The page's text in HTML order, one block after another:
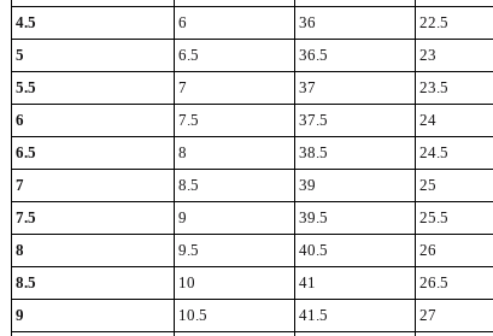
4.5
6 36
22.5
5
6.5 36.5
23
5.5
7 37
23.5
6
7.5 37.5
24
6.5
8 38.5
24.5
7
8.5 39
25
7.5
9 39.5
25.5
8
9.5 40.5
26
8.5
10 41
26.5
9
10.5 41.5
27